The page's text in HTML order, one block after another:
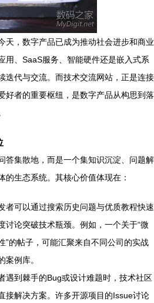
天，数字产品已成为推动社会进步和商业
用、SaaS服务、智能硬件还是嵌入式系
迭代与交流。而技术交流网站，正是连接
好者的重要枢纽，是数字产品从构思到落
答集散地，而是一个集知识沉淀、问题解
的生态系统。其核心价值体现在：
者可以通过搜索历史问题与优质教程快速
讨论突破技术瓶颈。例如，一个关于“微
”的帖子，可能汇聚来自不同公司的实战
案例库。
遇到棘手的Bug或设计难题时，技术社区
接解决方案。许多开源项目的Issue讨论